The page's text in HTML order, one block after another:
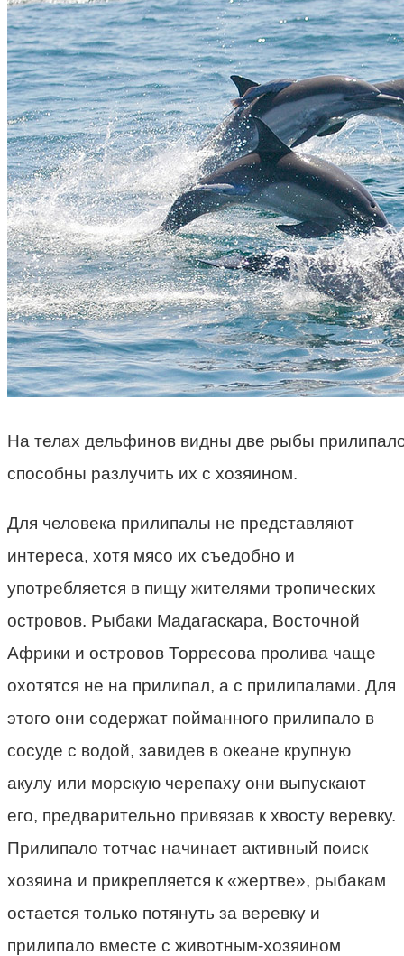
На телах дельфинов видны две рыбы
способны разлучить их с хозяином.
Для человека прилипалы не представляют
интереса, хотя мясо их съедобно и
употребляется в пищу жителями тропических
островов. Рыбаки Мадагаскара, Восточной
Африки и островов Торресова пролива чаще
охотятся не на прилипал, а с прилипалами. Для
этого они содержат пойманного прилипало в
сосуде с водой, завидев в океане крупную
акулу или морскую черепаху они выпускают
его, предварительно привязав к хвосту веревку.
Прилипало тотчас начинает активный поиск
хозяина и прикрепляется к «жертве», рыбакам
остается только потянуть за веревку и
прилипало вместе с животным-хозяином